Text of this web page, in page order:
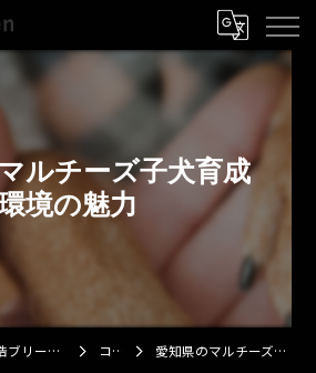
ルチーズ子犬育成
境の魅力
愛知県知多郡の北浦浩ブリーダーならK&H Dog Garden コラム 愛知県のマルチーズ子犬育成環境の魅力